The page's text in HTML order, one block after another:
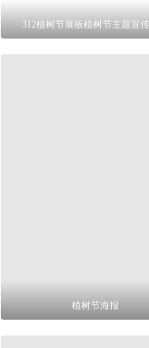
312植树节展板植树节主题宣
植树节海报